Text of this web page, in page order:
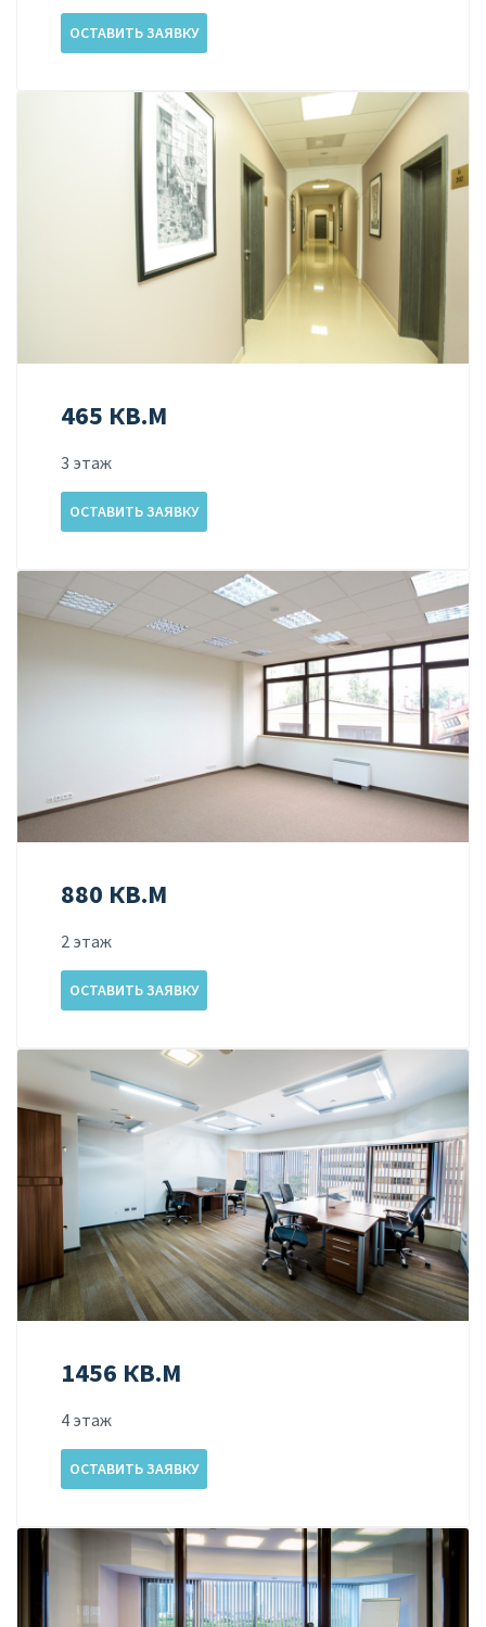
ОСТАВИТЬ ЗАЯВКУ
465 КВ.М
3 этаж
ОСТАВИТЬ ЗАЯВКУ
880 КВ.М
2 этаж
ОСТАВИТЬ ЗАЯВКУ
1456 КВ.М
4 этаж
ОСТАВИТЬ ЗАЯВКУ